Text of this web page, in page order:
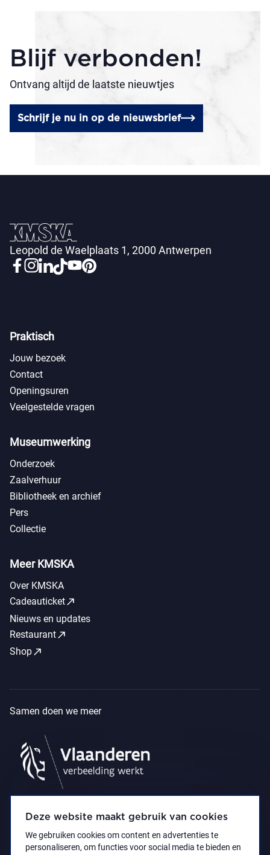
Deze website maakt gebruik van cookies
We gebruiken cookies om content en advertenties te
personaliseren, om functies voor social media te bieden en
Blijf verbonden!
Ontvang altijd de laatste nieuwtjes
Schrijf je nu in op de nieuwsbrief
Leopold de Waelplaats 1, 2000 Antwerpen
Praktisch
Jouw bezoek
Contact
Openingsuren
Veelgestelde vragen
Museumwerking
Onderzoek
Zaalverhuur
Bibliotheek en archief
Pers
Collectie
Meer KMSKA
Over KMSKA
Cadeauticketcall_made
Nieuws en updates
Restaurantcall_made
Shopcall_made
Samen doen we meer